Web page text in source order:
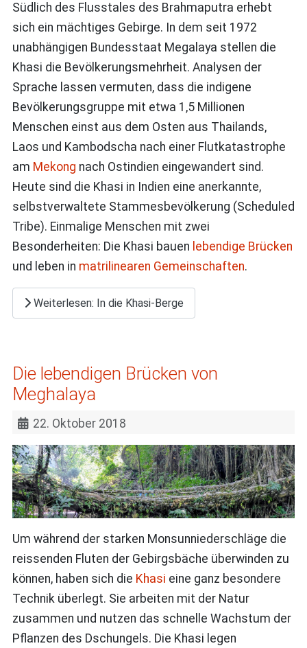
Südlich des Flusstales des Brahmaputra erhebt
sich ein mächtiges Gebirge. In dem seit 1972
unabhängigen Bundesstaat Megalaya stellen die
Khasi die Bevölkerungsmehrheit. Analysen der
Sprache lassen vermuten, dass die indigene
Bevölkerungsgruppe mit etwa 1,5 Millionen
Menschen einst aus dem Osten aus Thailands,
Laos und Kambodscha nach einer Flutkatastrophe
am Mekong nach Ostindien eingewandert sind.
Heute sind die Khasi in Indien eine anerkannte,
selbstverwaltete Stammesbevölkerung (Scheduled
Tribe). Einmalige Menschen mit zwei
Besonderheiten: Die Khasi bauen lebendige Brücken
und leben in matrilinearen Gemeinschaften.
Weiterlesen: In die Khasi-Berge
Die lebendigen Brücken von
Meghalaya
22. Oktober 2018
Um während der starken Monsunniederschläge die
reissenden Fluten der Gebirgsbäche überwinden zu
können, haben sich die Khasi eine ganz besondere
Technik überlegt. Sie arbeiten mit der Natur
zusammen und nutzen das schnelle Wachstum der
Pflanzen des Dschungels. Die Khasi legen